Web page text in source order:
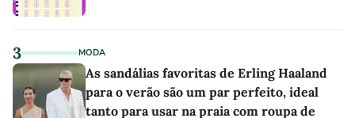
3 MODA
As sandálias favoritas de Erling Haaland
para o verão são um par perfeito, ideal
tanto para usar na praia com roupa de